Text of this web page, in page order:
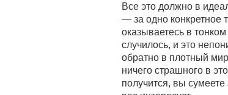
Все это должно в
— за одно конкретное
оказываетесь в
случилось, и это
обратно в плотный
ничего страшного в
получится, вы